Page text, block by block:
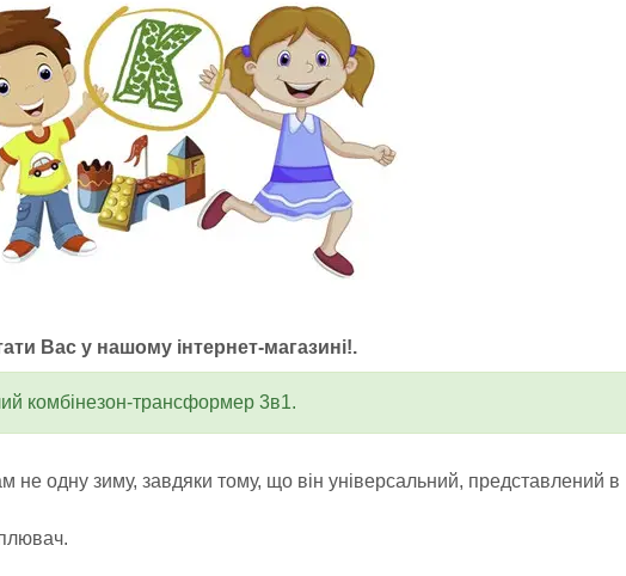
Вас у нашому інтернет-магазині!.
комбінезон-трансформер 3в1.
не одну зиму, завдяки тому, що він універсальний, представлений в